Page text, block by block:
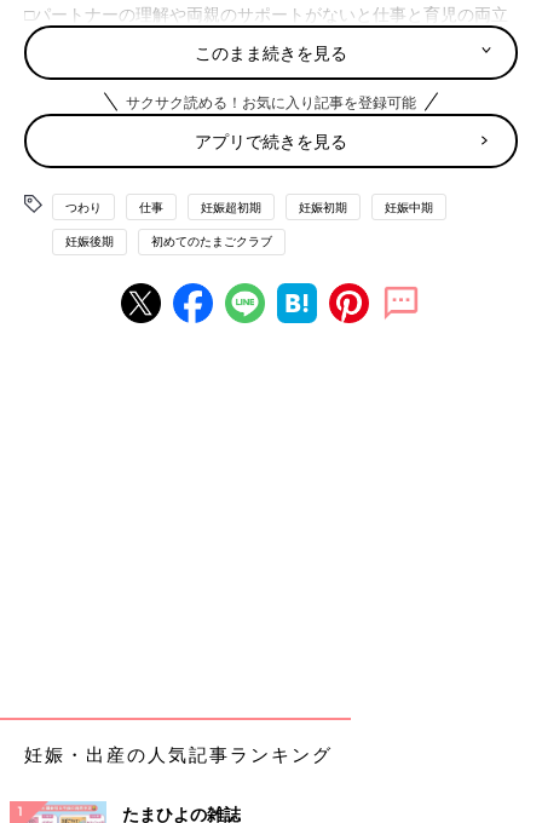
□パートナーの理解や両親のサポートがないと仕事と育児の両立
が大変
【辞めるメリット】
□育児に専念すれば子どもとの時間がゆったり取れる
□仕事を辞めて育児が落ち着けば、資格取得など自分磨きの時間
もできる
【辞めるデメリット】
家庭の経済状況
会社を辞めて、パパの収入だけで現実的に暮らしていけるのかど
このまま続きを見る
サクサク読める！お気に入り記事を登録可能
アプリで続きを見る
つわり 仕事 妊娠超初期 妊娠初期 妊娠中期
妊娠後期 初めてのたまごクラブ
妊娠・出産の人気記事ランキング
たまひよの雑誌